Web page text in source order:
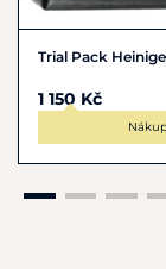
Trial Pack
1 150 Kč